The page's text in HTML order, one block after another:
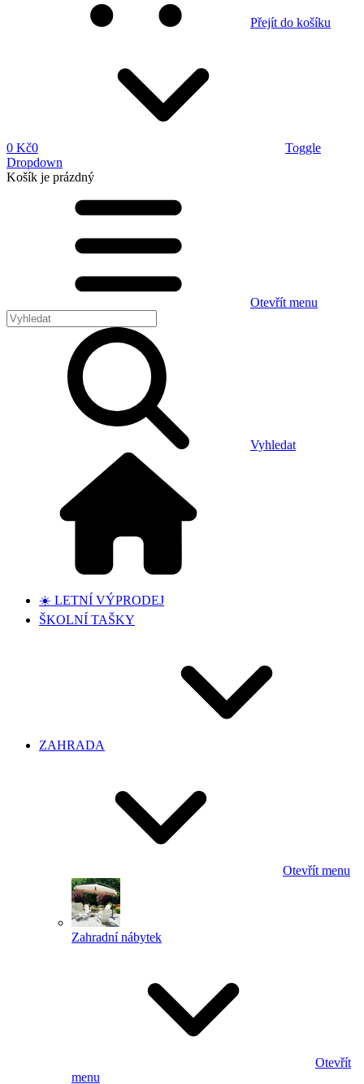
Přejít do košíku
0 Kč0
Toggle
Dropdown
Košík je prázdný
Otevřít menu
Vyhledat
☀️ LETNÍ VÝPRODEJ
ŠKOLNÍ TAŠKY
ZAHRADA
Otevřít menu
Zahradní nábytek
Otevřít
menu